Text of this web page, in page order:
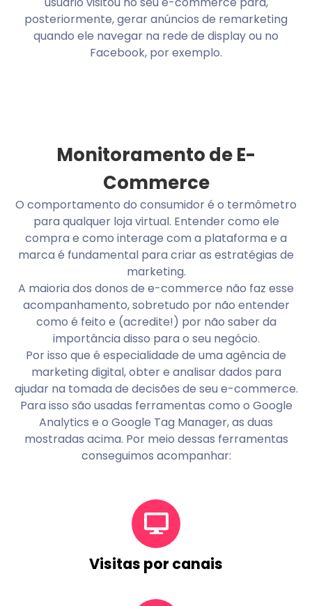
posteriormente, gerar anúncios de remarketing
quando ele navegar na rede de display ou no
Facebook, por exemplo.
Monitoramento de E-
Commerce
O comportamento do consumidor é o termômetro
para qualquer loja virtual. Entender como ele
compra e como interage com a plataforma e a
marca é fundamental para criar as estratégias de
marketing.
A maioria dos donos de e-commerce não faz esse
acompanhamento, sobretudo por não entender
como é feito e (acredite!) por não saber da
importância disso para o seu negócio.
Por isso que é especialidade de uma agência de
marketing digital, obter e analisar dados para
ajudar na tomada de decisões de seu e-commerce.
Para isso são usadas ferramentas como o Google
Analytics e o Google Tag Manager, as duas
mostradas acima. Por meio dessas ferramentas
conseguimos acompanhar:
Visitas por canais